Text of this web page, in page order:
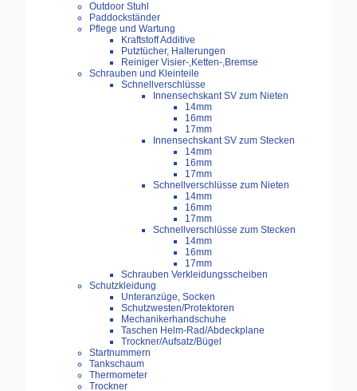
Outdoor Stuhl
Paddockständer
Pflege und Wartung
Kraftstoff Additive
Putztücher, Halterungen
Reiniger Visier-,Ketten-,Bremse
Schrauben und Kleinteile
Schnellverschlüsse
Innensechskant SV zum Nieten
14mm
16mm
17mm
Innensechskant SV zum Stecken
14mm
16mm
17mm
Schnellverschlüsse zum Nieten
14mm
16mm
17mm
Schnellverschlüsse zum Stecken
14mm
16mm
17mm
Schrauben Verkleidungsscheiben
Schutzkleidung
Unteranzüge, Socken
Schutzwesten/Protektoren
Mechanikerhandschuhe
Taschen Helm-Rad/Abdeckplane
Trockner/Aufsatz/Bügel
Startnummern
Tankschaum
Thermometer
Trockner